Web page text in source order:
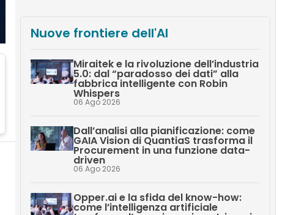
Nuove frontiere dell'AI
Miraitek e la rivoluzione dell’industria
5.0: dal “paradosso dei dati” alla
fabbrica intelligente con Robin
Whispers
06 Ago 2026
Dall’analisi alla pianificazione: come
GAIA Vision di QuantiaS trasforma il
Procurement in una funzione data-
driven
06 Ago 2026
Opper.ai e la sfida del know-how:
come l’intelligenza artificiale